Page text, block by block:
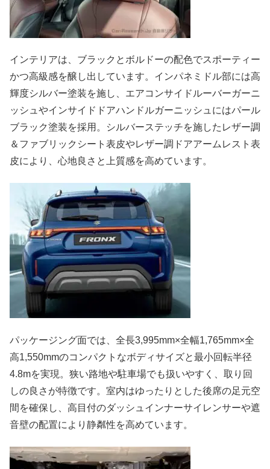
インテリアは、ブラックとボルドーの配色でスポーティー
かつ高級感を醸し出しています。インパネミドル部には高
輝度シルバー塗装を施し、エアコンサイドルーバーガーニ
ッシュやインサイドドアハンドルガーニッシュにはパール
ブラック塗装を採用。シルバーステッチを施したレザー調
＆ファブリックシート表皮やレザー調ドアアームレスト表
皮により、心地良さと上質感を高めています。
パッケージング面では、全長3,995mm×全幅1,765mm×全
高1,550mmのコンパクトなボディサイズと最小回転半径
4.8mを実現。狭い路地や駐車場でも扱いやすく、取り回
しの良さが特徴です。室内はゆったりとした後席の足元空
間を確保し、高目付のダッシュインナーサイレンサーや遮
音壁の配置により静粼性を高めています。